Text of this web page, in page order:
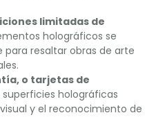
limitadas de
holográficos se
resaltar obras de arte
o tarjetas de
superficies holográficas
y el reconocimiento de